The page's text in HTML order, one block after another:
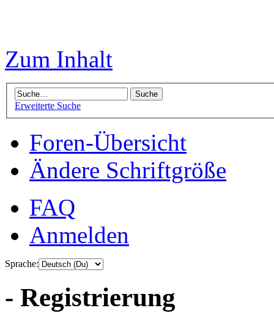
Zum Inhalt
Erweiterte Suche
Foren-Übersicht
Ändere Schriftgröße
FAQ
Anmelden
Sprache:
- Registrierung